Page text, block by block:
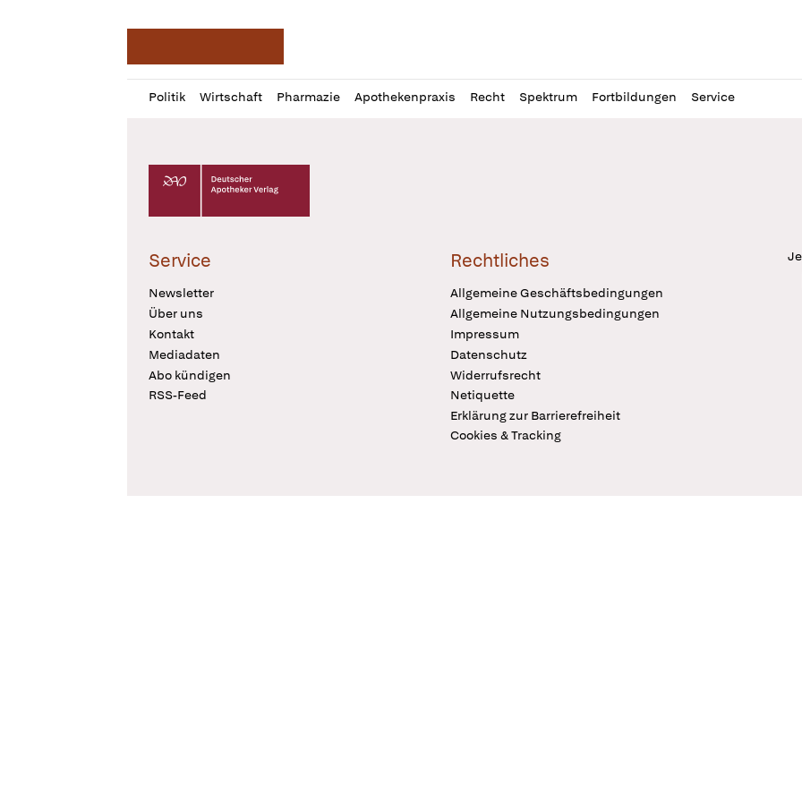
Politik Wirtschaft Pharmazie Apothekenpraxis Recht Spektrum Fortbildungen Service
Profil
öffnen
Daz
Pur
Deutscher Apotheker Verlag Logo
Service
Newsletter
Über uns
Kontakt
Mediadaten
Abo kündigen
RSS-Feed
Rechtliches
Allgemeine Geschäftsbedingungen
Allgemeine Nutzungsbedingungen
Impressum
Datenschutz
Widerrufsrecht
Netiquette
Erklärung zur Barrierefreiheit
Cookies & Tracking